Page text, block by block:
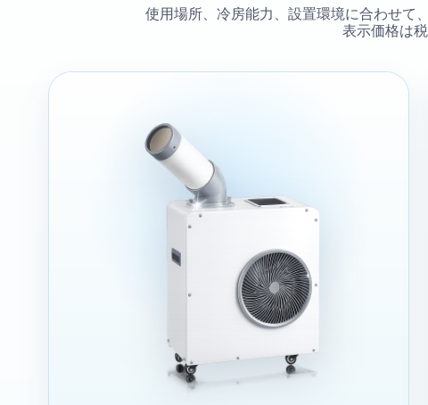
使用場所、冷房能力、設置環境に合わせて
表示価格は税